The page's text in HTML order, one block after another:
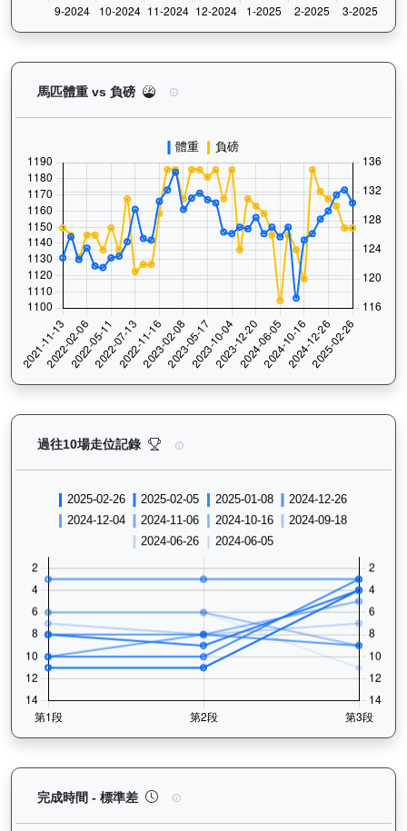
馬匹體重 vs 負磅 越駿知己（G033）— 馬匹體重與負磅
過往10場走位記錄 越駿知己（G033）— 過往走位記錄
完成時間 - 標準差 越駿知己（G033）— 完成時間標準差